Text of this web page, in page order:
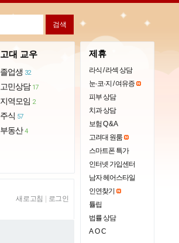
고대 교우
졸업생 32
고민상담 17
지역모임 2
주식 57
부동산 4
새로고침 로그인
제휴
라식 / 라섹 상담
눈·코·지 / 여유증
피부 상담
치과 상담
보험 Q & A
고려대 원룸
스마트폰 특가
인터넷 가입센터
남자 헤어스타일
인연찾기
튤립
법률 상담
AOC